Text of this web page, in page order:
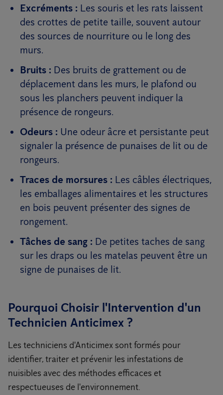
Excréments : Les souris et les rats laissent
des crottes de petite taille, souvent autour
des sources de nourriture ou le long des
murs.
Bruits : Des bruits de grattement ou de
déplacement dans les murs, le plafond ou
sous les planchers peuvent indiquer la
présence de rongeurs.
Odeurs : Une odeur âcre et persistante peut
signaler la présence de punaises de lit ou de
rongeurs.
Traces de morsures : Les câbles électriques,
les emballages alimentaires et les structures
en bois peuvent présenter des signes de
rongement.
Tâches de sang : De petites taches de sang
sur les draps ou les matelas peuvent être un
signe de punaises de lit.
Pourquoi Choisir l'Intervention d'un
Technicien Anticimex ?
Les techniciens d'Anticimex sont formés pour
identifier, traiter et prévenir les infestations de
nuisibles avec des méthodes efficaces et
respectueuses de l'environnement.